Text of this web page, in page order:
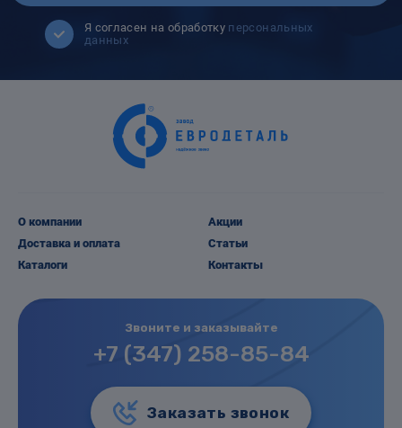
Я согласен на обработку персональных
данных
О компании
Доставка и оплата
Каталоги
Акции
Статьи
Контакты
Звоните и заказывайте
+7 (347) 258-85-84
Заказать звонок